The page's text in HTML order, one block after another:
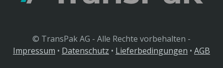
© TransPak AG - Alle Rechte vorbehalten -
Impressum • Datenschutz • Lieferbedingungen • AGB